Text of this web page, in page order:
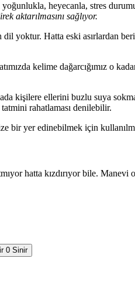
heyecanla, stres
aktarılmasını sağlıyor.
yoktur. Hatta eski asırlardan
kelime dağarcığımız o
kişilere ellerini buzlu suya
rahatlaması denilebilir.
bir yer edinebilmek için
hatta kızdırıyor bile.
0 Sinir